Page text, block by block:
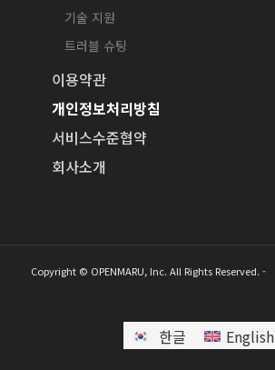
기술 지원
트러블 슈팅
이용약관
개인정보처리방침
서비스수준협약
회사소개
Copyright © OPENMARU, Inc. All Rights Reserved. -
한글 English